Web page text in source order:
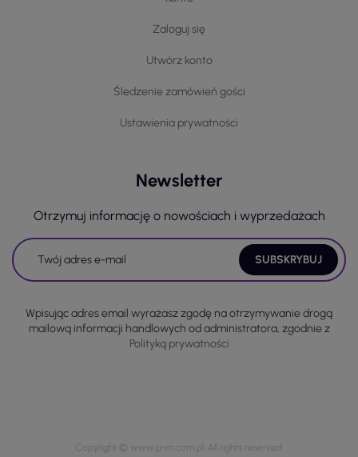
Zaloguj się
Utwórz konto
Śledzenie zamówień gości
Ustawienia prywatności
Newsletter
Otrzymuj informację o nowościach i wyprzedażach
Wpisując adres email wyrażasz zgodę na otrzymywanie drogą
mailową informacji handlowych od administratora, zgodnie z
Polityką prywatności
Copyright © www.p-m.com.pl. All rights reserved.